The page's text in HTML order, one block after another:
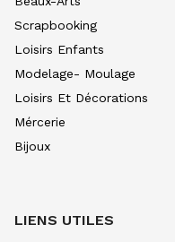
7.90
BLEU
Scrapbooking
Loisirs Enfants
Modelage- Moulage
Loisirs Et Décorations
Mércerie
Bijoux
LIENS UTILES